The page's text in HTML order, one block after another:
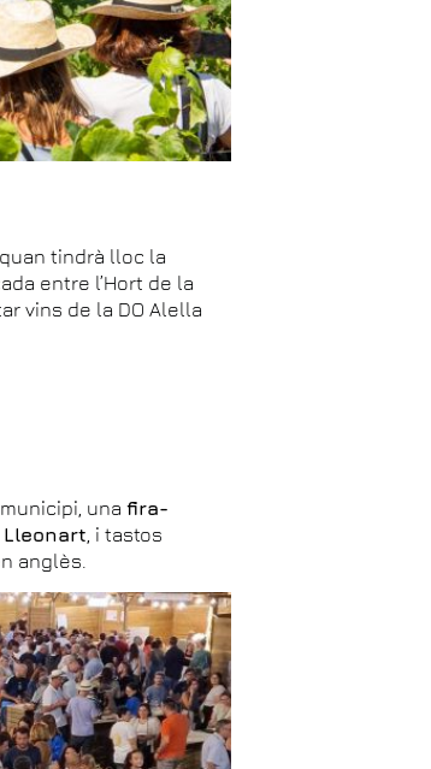
, quan tindrà lloc la
entre l’Hort de la
vins de la DO Alella
unafira-
Lleonart , i tastos
anglès.